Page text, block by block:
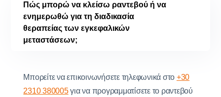
Πώς μπορώ να κλείσω ραντεβού ή να
ενημερωθώ για τη διαδικασία
θεραπείας των εγκεφαλικών
μεταστάσεων;
Μπορείτε να επικοινωνήσετε τηλεφωνικά στο +30
2310 380005για να προγραμματίσετε το ραντεβού